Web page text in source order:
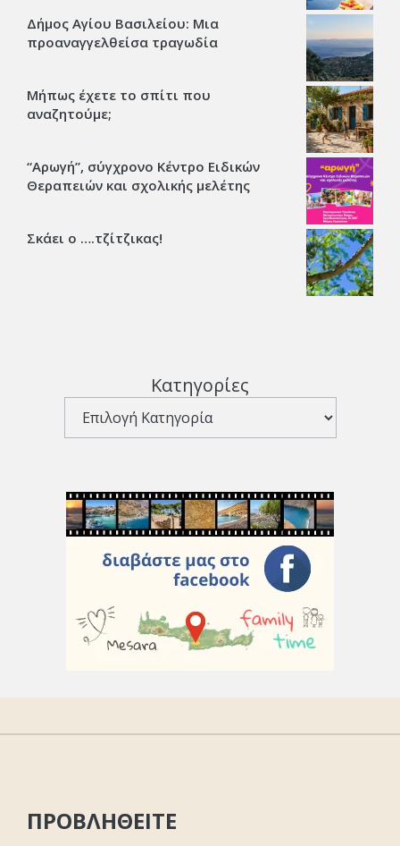
Δήμος Αγίου Βασιλείου: Μια
προαναγγελθείσα τραγωδία
Μήπως έχετε το σπίτι που
αναζητούμε;
“Αρωγή”, σύγχρονο Κέντρο Ειδικών
Θεραπειών και σχολικής μελέτης
Σκάει ο ….τζίτζικας!
Κατηγορίες
ΠΡΟΒΛΗΘΕΙΤΕ